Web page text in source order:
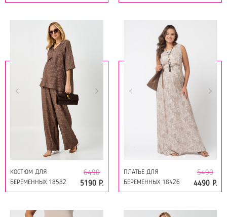
ТЁМНО-СИНИЙ
КОСТЮМ ДЛЯ
БЕРЕМЕННЫХ 18582
ЗЕРНО НА КОРИЧНЕВОМ
6490
5190 Р.
ПЛАТЬЕ ДЛЯ
БЕРЕМЕННЫХ 18426
САФАРИ МОККО НА
5490
4490 Р.